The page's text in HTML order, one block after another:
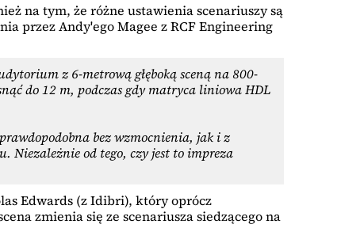
na tym, że różne ustawienia scenariuszy są
przez Andy'ego Magee z RCF Engineering
z 6-metrową głęboką sceną na 800-
do 12 m, podczas gdy matryca liniowa HDL
bez wzmocnienia, jak i z
od tego, czy jest to impreza
Edwards (z Idibri), który oprócz
zmienia się ze scenariusza siedzącego na